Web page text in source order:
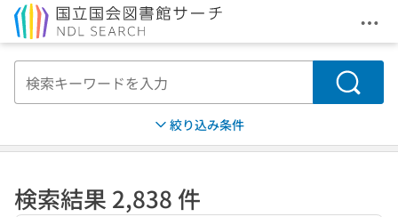
メ
検索
絞り込み条件
検索結果 2,838 件